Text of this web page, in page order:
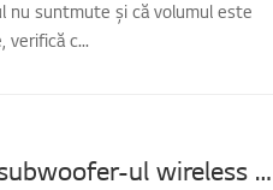
nu suntmute și că volumul este
verifică c...
Cum să conectezi soundbar-ul LG, subwoofer-ul wireless și boxele din spate